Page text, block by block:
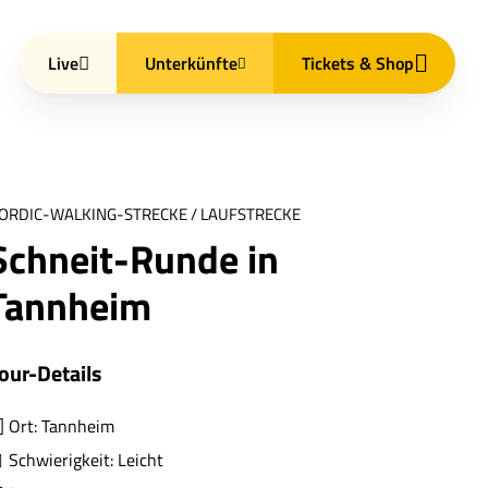
WALKING-STRECKE / LAUFSTRECKE
Runde in
Details
Ort: Tannheim
Schwierigkeit: Leicht
Live Unterkünfte Tickets & Shop